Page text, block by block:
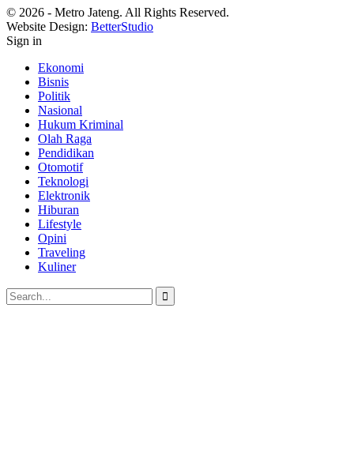
© 2026 - Metro Jateng. All Rights Reserved.
Website Design: BetterStudio
Sign in
Ekonomi
Bisnis
Politik
Nasional
Hukum Kriminal
Olah Raga
Pendidikan
Otomotif
Teknologi
Elektronik
Hiburan
Lifestyle
Opini
Traveling
Kuliner